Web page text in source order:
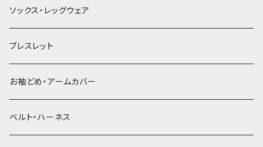
ソックス・レッグウェア
ブレスレット
お袖どめ・アームカバー
ベルト・ハーネス